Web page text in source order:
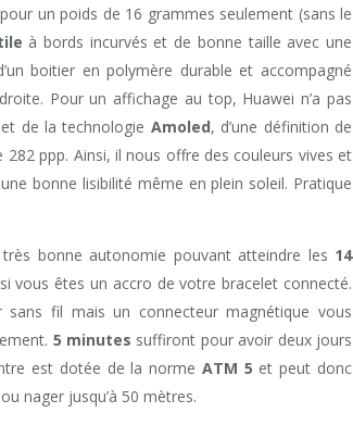
un poids de 16 grammes seulement (sans le
à bords incurvés et de bonne taille avec une
boitier en polymère durable et accompagné
Pour un affichage au top, Huawei n’a pas
de la technologie Amoled, d’une définition de
282 ppp. Ainsi, il nous offre des couleurs vives et
bonne lisibilité même en plein soleil. Pratique
bonne autonomie pouvant atteindre les 14
vous êtes un accro de votre bracelet connecté.
fil mais un connecteur magnétique vous
5 minutes suffiront pour avoir deux jours
est dotée de la norme ATM 5 et peut donc
nager jusqu’à 50 mètres.